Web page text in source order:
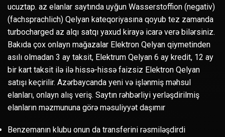
ucuztap. az elanlar saytında uyğun Wasserstoffion (negativ)
(fachsprachlich) Qelyan kateqoriyasına qoyub tez zamanda
turbocharged az alqı satqı yaxud kirayə icarə verə bilərsiniz.
Bakıda çox onlayn mağazalar Elektron Qelyan qiymetinden
asılı olmadan 3 ay taksit, Elektrum Qelyan 6 ay kredit, 12 ay
bir kart taksit ilə ilə hissə-hissə faizsiz Elektron Qelyan
satışı keçirilir. Azərbaycanda yeni və işlənmiş məhsul
elanları, onlayn alış veriş. Saytın rəhbərliyi yerləşdirilmiş
elanların məzmununa görə məsuliyyət daşımır
Benzemanın klubu onun da transferini rəsmiləşdirdi